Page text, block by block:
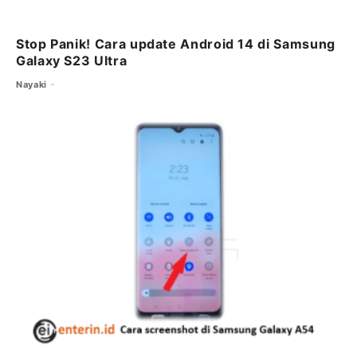
Stop Panik! Cara update Android 14 di Samsung
Galaxy S23 Ultra
Nayaki